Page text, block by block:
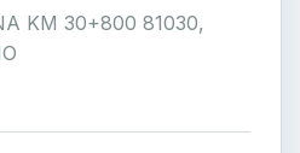
KM 30+800 81030,